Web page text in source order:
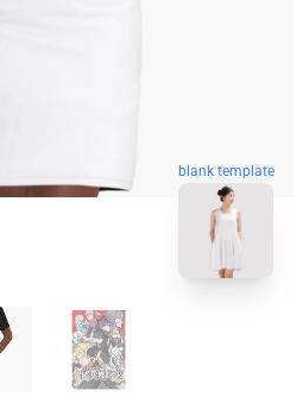
blank template